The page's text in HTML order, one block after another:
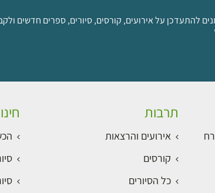
להתעדכן על אירועים, קורסים, סיורים, ספרים חדשים
תרבות
אירועים והרצאות
קורסים
כל הסיורים